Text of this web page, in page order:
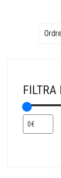
FILTRA